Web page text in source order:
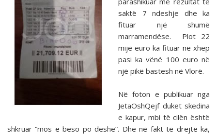
saktë 7 ndeshje dhe ka
fituar një shumë
marramendëse. Plot 22
mijë euro ka fituar në xhep
pasi ka vënë 100 euro në
një pikë bastesh në Vlorë.
Në foton e publikuar nga
JetaOshQejf duket skedina
e kapur, mbi të cilën është
shkruar “mos e beso po deshe”. Dhe në fakt të drejtë ka,